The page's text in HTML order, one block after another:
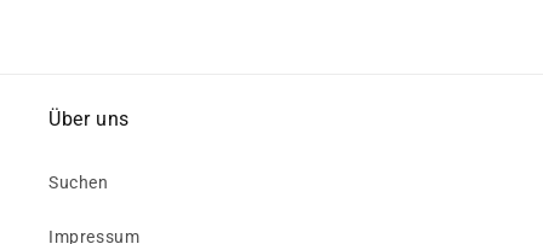
Über uns
Suchen
Impressum